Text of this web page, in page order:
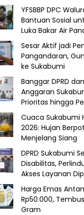
YFSBBP DPC
Bantuan Sosial
Luka Bakar Air
Sesar Aktif jadi
Pangandaran,
ke Sukabumi
Banggar DPRD
Anggaran
Prioritas hingga
Cuaca Sukabumi
2026: Hujan
Menjelang Siang
DPRD Sukabumi
Disabilitas,
Akses Layanan
Harga Emas
Rp50.000,
Gram